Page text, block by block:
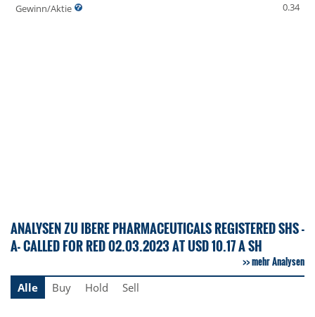
Gewinn/Aktie
0.34
ANALYSEN ZU IBERE PHARMACEUTICALS REGISTERED SHS -
A- CALLED FOR RED 02.03.2023 AT USD 10.17 A SH
mehr Analysen
Alle
Buy Hold Sell